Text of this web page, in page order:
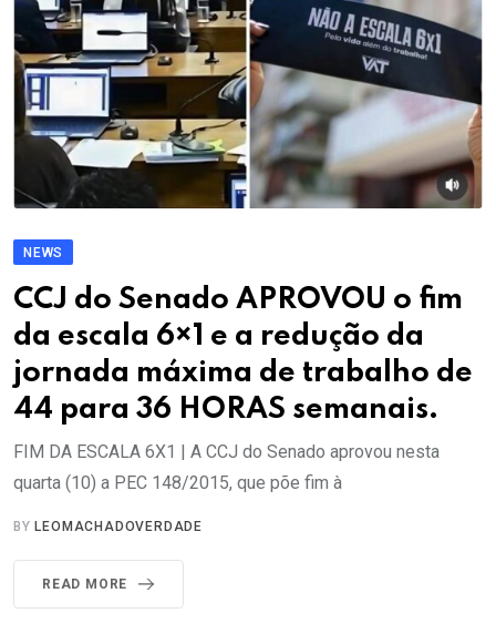
NEWS
CCJ do Senado APROVOU o fim
da escala 6×1 e a redução da
jornada máxima de trabalho de
44 para 36 HORAS semanais.
FIM DA ESCALA 6X1 | A CCJ do Senado aprovou nesta
quarta (10) a PEC 148/2015, que põe fim à
BYLEOMACHADOVERDADE
READ MORE